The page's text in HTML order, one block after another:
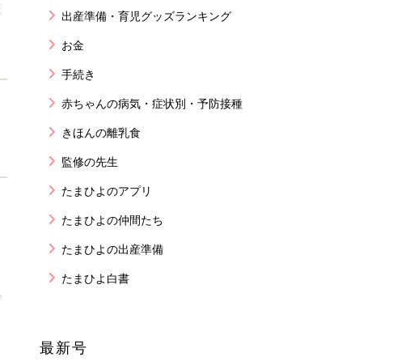
出産準備・育児グッズランキング
お金
手続き
赤ちゃんの病気・症状別・予防接種
きほんの離乳食
監修の先生
たまひよのアプリ
たまひよの仲間たち
たまひよの出産準備
たまひよ白書
最新号